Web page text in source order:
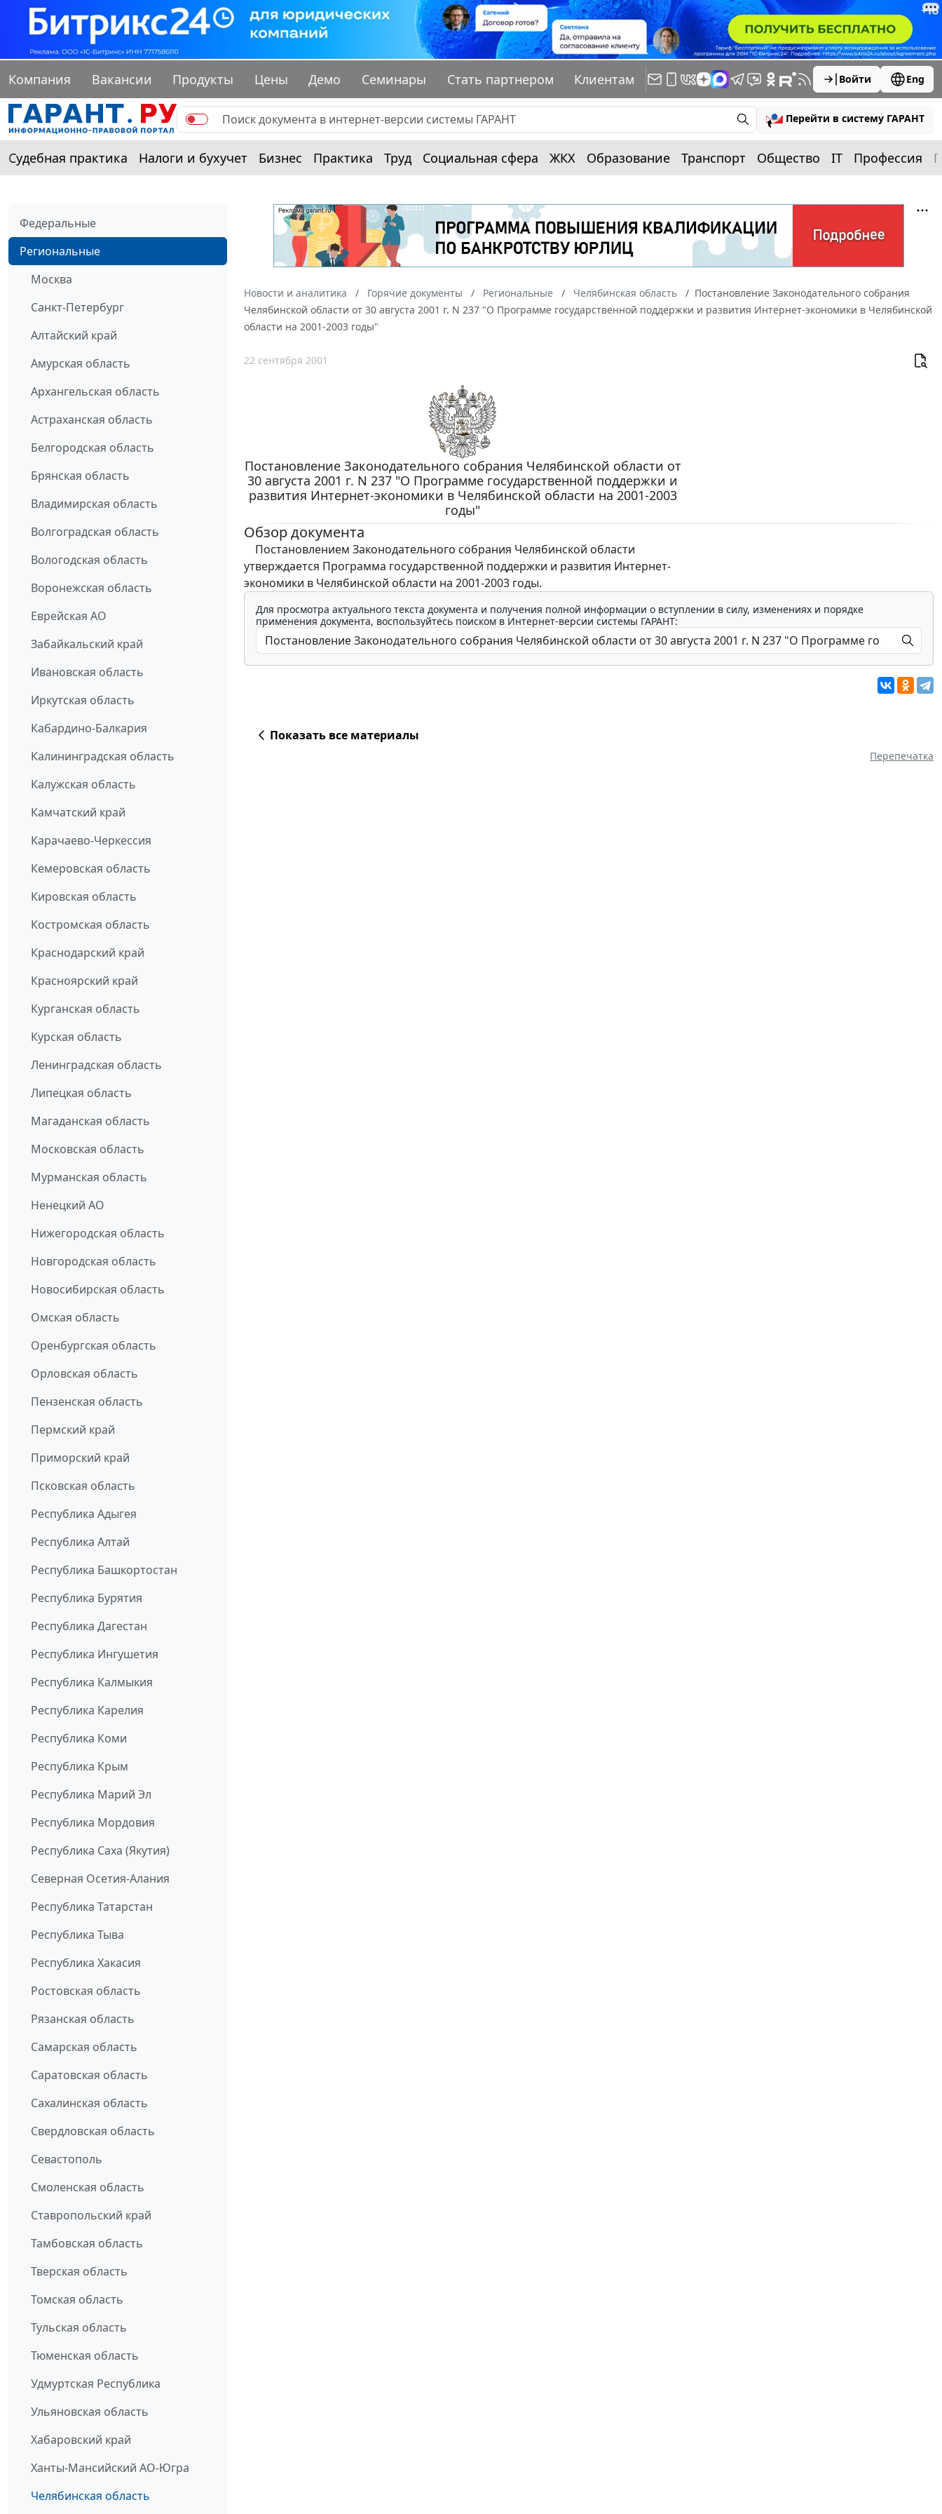
Компания Вакансии Продукты Цены Демо Семинары Стать партнером Клиентам Войти Eng
Перейти в систему ГАРАНТ
Судебная практика Налоги и бухучет Бизнес Практика Труд Социальная сфера ЖКХ Образование Транспорт Общество IT Профессия
Федеральные
Региональные
Москва
Санкт-Петербург
Алтайский край
Амурская область
Архангельская область
Астраханская область
Белгородская область
Брянская область
Владимирская область
Волгоградская область
Вологодская область
Воронежская область
Еврейская АО
Забайкальский край
Ивановская область
Иркутская область
Кабардино-Балкария
Калининградская область
Калужская область
Камчатский край
Карачаево-Черкессия
Кемеровская область
Кировская область
Костромская область
Краснодарский край
Красноярский край
Курганская область
Курская область
Ленинградская область
Липецкая область
Магаданская область
Московская область
Мурманская область
Ненецкий АО
Нижегородская область
Новгородская область
Новосибирская область
Омская область
Оренбургская область
Орловская область
Пензенская область
Пермский край
Приморский край
Псковская область
Республика Адыгея
Республика Алтай
Республика Башкортостан
Республика Бурятия
Республика Дагестан
Республика Ингушетия
Республика Калмыкия
Республика Карелия
Республика Коми
Республика Крым
Республика Марий Эл
Республика Мордовия
Республика Саха (Якутия)
Северная Осетия-Алания
Республика Татарстан
Республика Тыва
Республика Хакасия
Ростовская область
Рязанская область
Самарская область
Саратовская область
Сахалинская область
Свердловская область
Севастополь
Смоленская область
Ставропольский край
Тамбовская область
Тверская область
Томская область
Тульская область
Тюменская область
Удмуртская Республика
Ульяновская область
Хабаровский край
Ханты-Мансийский АО-Югра
Челябинская область
Новости и аналитика Горячие документы Региональные Челябинская область
Постановление Законодательного собрания
Челябинской области от 30 августа 2001 г. N 237 "О Программе государственной поддержки и развития Интернет-экономики в Челябинской
области на 2001-2003 годы"
22 сентября 2001
Постановление Законодательного собрания Челябинской области от
30 августа 2001 г. N 237 "О Программе государственной поддержки и
развития Интернет-экономики в Челябинской области на 2001-2003
годы"
Обзор документа
Постановлением Законодательного собрания Челябинской области
утверждается Программа государственной поддержки и развития Интернет-
экономики в Челябинской области на 2001-2003 годы.
Для просмотра актуального текста документа и получения полной информации о вступлении в силу, изменениях и порядке
применения документа, воспользуйтесь поиском в Интернет-версии системы ГАРАНТ:
Показать все материалы
Перепечатка